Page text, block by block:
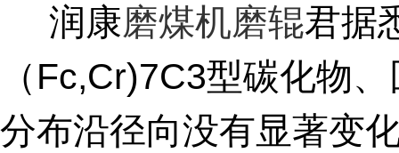
润康磨煤机磨辊君据
（Fc,Cr)7C3型碳化物
分布沿径向没有显著变